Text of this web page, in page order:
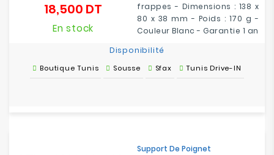
frappes - Dimensions : 138 x
80 x 38 mm - Poids : 170 g -
Couleur Blanc - Garantie 1 an
18,500 DT
En stock
Disponibilité
Boutique Tunis Sousse Sfax Tunis Drive-IN
Support De Poignet